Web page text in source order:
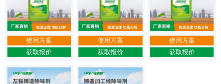
使用方案
获取报价
使用方案
获取报价
使用方案
获取报价